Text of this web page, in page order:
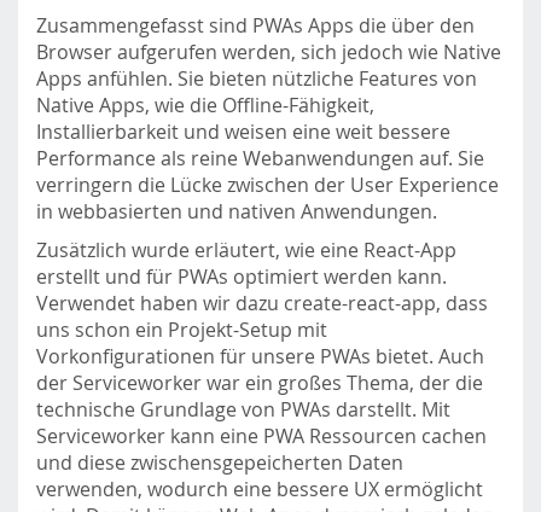
Zusammengefasst sind PWAs Apps die über den
Browser aufgerufen werden, sich jedoch wie Native
Apps anfühlen. Sie bieten nützliche Features von
Native Apps, wie die Offline-Fähigkeit,
Installierbarkeit und weisen eine weit bessere
Performance als reine Webanwendungen auf. Sie
verringern die Lücke zwischen der User Experience
in webbasierten und nativen Anwendungen.
Zusätzlich wurde erläutert, wie eine React-App
erstellt und für PWAs optimiert werden kann.
Verwendet haben wir dazu create-react-app, dass
uns schon ein Projekt-Setup mit
Vorkonfigurationen für unsere PWAs bietet. Auch
der Serviceworker war ein großes Thema, der die
technische Grundlage von PWAs darstellt. Mit
Serviceworker kann eine PWA Ressourcen cachen
und diese zwischensgepeicherten Daten
verwenden, wodurch eine bessere UX ermöglicht